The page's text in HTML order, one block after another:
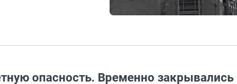
опасность. Временно закрывались